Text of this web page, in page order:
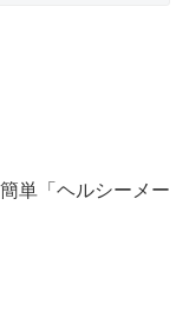
単「ヘルシーメー